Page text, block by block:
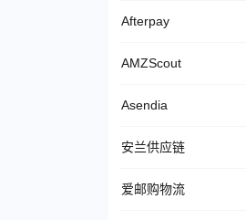
Afterpay
AMZScout
Asendia
安兰供应链
爱邮购物流